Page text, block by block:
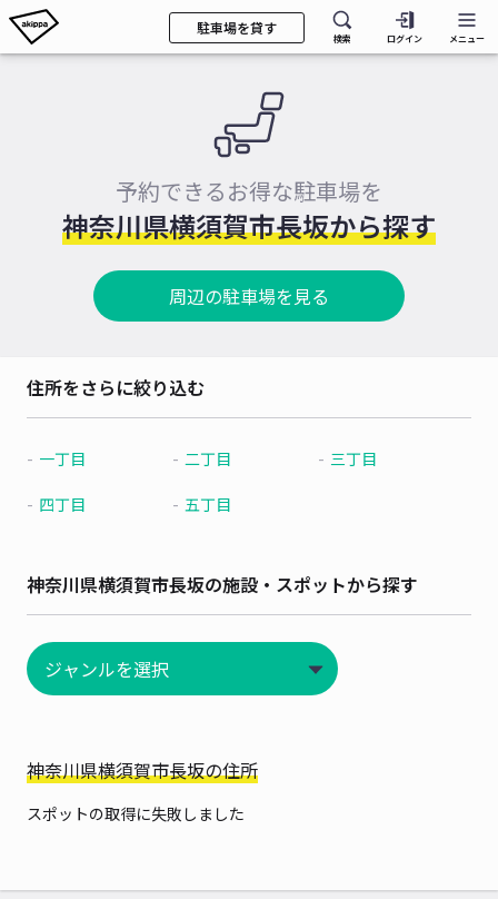
駐車場を貸す
検索 ログイン メニュー
予約できるお得な駐車場を
神奈川県横須賀市長坂から探す
周辺の駐車場を見る
住所をさらに絞り込む
一丁目 二丁目 三丁目
四丁目 五丁目
神奈川県横須賀市長坂の施設・スポットから探す
神奈川県横須賀市長坂の住所
スポットの取得に失敗しました